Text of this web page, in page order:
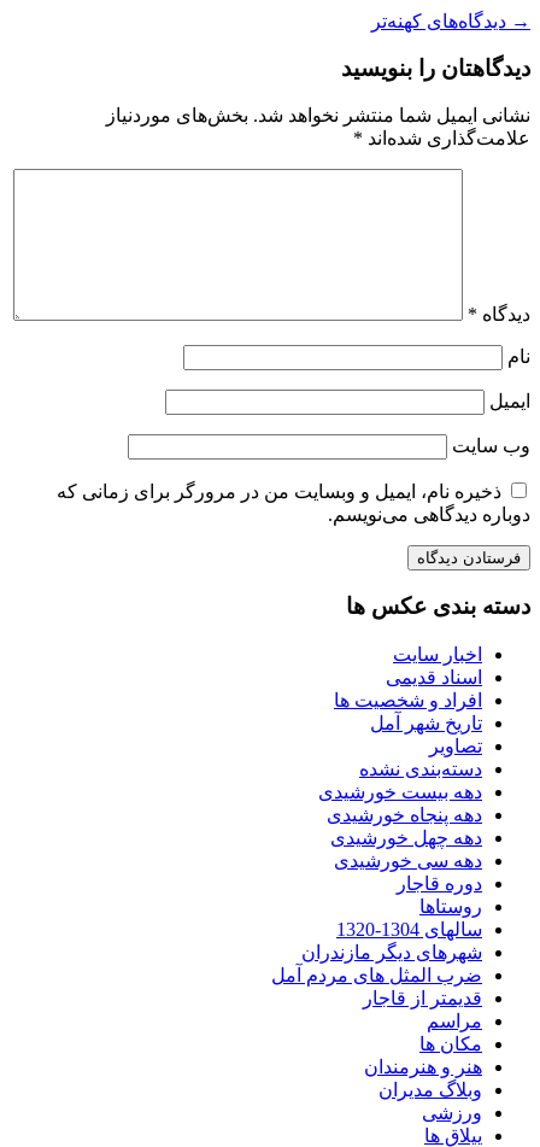
→ دیدگاه‌های کهنه‌تر
دیدگاهتان را بنویسید
نشانی ایمیل شما منتشر نخواهد شد. بخش‌های موردنیاز
علامت‌گذاری شده‌اند *
دیدگاه *
نام
ایمیل
وب‌ سایت
ذخیره نام، ایمیل و وبسایت من در مرورگر برای زمانی که
دوباره دیدگاهی می‌نویسم.
دسته بندی عکس ها
اخبار سایت
اسناد قدیمی
افراد و شخصیت ها
تاریخ شهر آمل
تصاویر
دسته‌بندی نشده
دهه بیست خورشیدی
دهه پنجاه خورشیدی
دهه چهل خورشیدی
دهه سی خورشیدی
دوره قاجار
روستاها
سالهای 1304-1320
شهرهای دیگر مازندران
ضرب المثل های مردم آمل
قدیمتر از قاجار
مراسم
مکان ها
هنر و هنرمندان
وبلاگ مدیران
ورزشی
ییلاق ها